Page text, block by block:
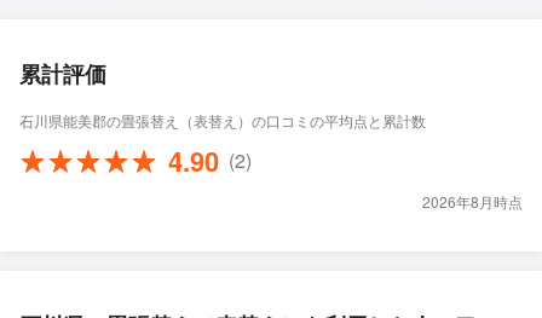
累計評価
石川県能美郡の畳張替え（表替え）の口コミの平均点と累計数
4.90 (2)
2026年8月時点